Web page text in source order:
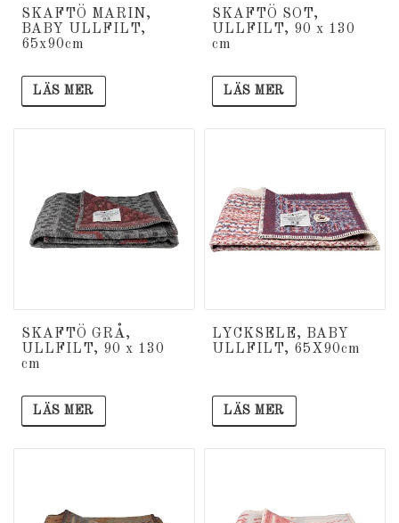
SKAFTÖ MARIN,
BABY ULLFILT,
65x90cm
LÄS MER
SKAFTÖ SOT,
ULLFILT, 90 x 130
cm
LÄS MER
SKAFTÖ GRÅ,
ULLFILT, 90 x 130
cm
LÄS MER
LYCKSELE, BABY
ULLFILT, 65X90cm
LÄS MER